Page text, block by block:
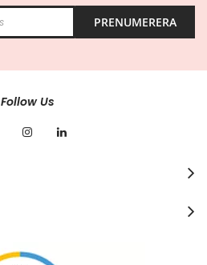
PRENUMERERA
Follow Us